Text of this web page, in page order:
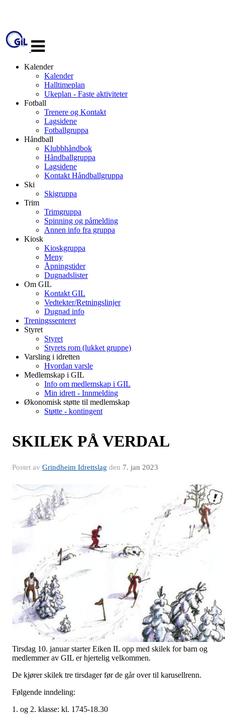
navigasjon
Kalender
Kalender
Halltimeplan
Ukeplan - Faste aktiviteter
Fotball
Trenere og Kontakt
Lagsidene
Fotballgruppa
Håndball
Klubbhåndbok
Håndballgruppa
Lagsidene
Kontakt Håndballgruppa
Ski
Skigruppa
Trim
Trimgruppa
Spinning og påmelding
Annen info fra gruppa
Kiosk
Kioskgruppa
Meny
Åpningstider
Dugnadslister
Om GIL
Kontakt GIL
Vedtekter/Retningslinjer
Dugnad info
Treningssenteret
Styret
Styret
Styrets rom (lukket gruppe)
Varsling i idretten
Hvordan varsle
Medlemskap i GIL
Info om medlemskap i GIL
Min idrett - Innmelding
Økonomisk støtte til medlemskap
Støtte - kontingent
SKILEK PÅ VERDAL
Postet av Grindheim Idrettslag den 7. jan 2023
Tirsdag 10. januar starter Eiken IL opp med skilek for barn og
medlemmer av GIL er hjertelig velkommen.
De kjører skilek tre tirsdager før de går over til karusellrenn.
Følgende inndeling:
1. og 2. klasse: kl. 1745-18.30